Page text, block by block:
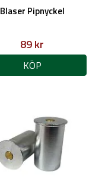
Blaser Pipnyckel
89 kr
KÖP